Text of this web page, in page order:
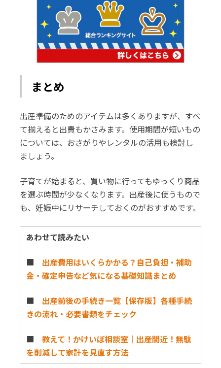
まとめ
出産準備のためのアイテムは多くありますが、すべ
て揃えると出費もかさみます。使用期間が短いもの
については、おさがりやレンタルの活用も検討し
ましょう。
子育てが始まると、買い物に行ってもゆっくり商品
を選ぶ時間が少なくなります。出産後に使うもので
も、妊娠中にリサーチしておくのがおすすめです。
あわせて読みたい
■ 出産費用はいくらかかる？自己負担・補助
金・確定申告など気になる基礎知識まとめ
■ 出産前後の手続き一覧【保存版】各種手続
きの流れ・必要書類をチェック
■教えて！かけいぼ相談室｜出産間近！無駄
を削減して家計を見直す方法